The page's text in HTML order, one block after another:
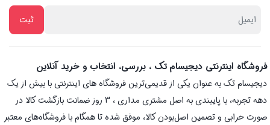
فروشگاه اینترنتی دیجیسام تک ، بررسی، انتخاب و خرید آنلاین
دیجیسام تک به عنوان یکی از قدیمی‌ترین فروشگاه های اینترنتی با بیش از یک
دهه تجربه، با پایبندی به اصل مشتری مداری ، 3 روز ضمانت بازگشت کالا در
صورت خرابی و تضمین اصل‌بودن کالا، موفق شده تا همگام با فروشگاه‌های معتبر